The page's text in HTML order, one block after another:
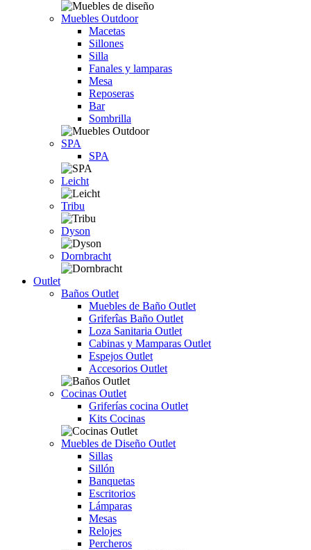
Muebles Outdoor
Macetas
Sillones
Silla
Fanales y lamparas
Mesa
Reposeras
Bar
Sombrilla
SPA
SPA
Leicht
Tribu
Dyson
Dornbracht
Outlet
Baños Outlet
Muebles de Baño Outlet
Griferîas Baño Outlet
Loza Sanitaria Outlet
Cabinas y Mamparas Outlet
Espejos Outlet
Accesorios Outlet
Cocinas Outlet
Griferías cocina Outlet
Kits Cocinas
Muebles de Diseño Outlet
Sillas
Sillón
Banquetas
Escritorios
Lámparas
Mesas
Relojes
Percheros